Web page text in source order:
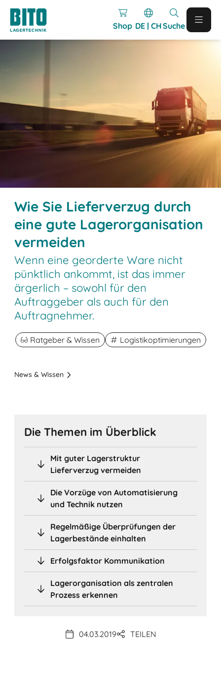
Shop DE | CHSuche
Wie Sie Lieferverzug durch
eine gute Lagerorganisation
vermeiden
Wenn eine georderte Ware nicht
pünktlich ankommt, ist das immer
ärgerlich – sowohl für den
Auftraggeber als auch für den
Auftragnehmer.
Ratgeber & Wissen Logistikoptimierungen
News & Wissen
Die Themen im Überblick
Mit guter Lagerstruktur
Lieferverzug vermeiden
Die Vorzüge von Automatisierung
und Technik nutzen
Regelmäßige Überprüfungen der
Lagerbestände einhalten
Erfolgsfaktor Kommunikation
Lagerorganisation als zentralen
Prozess erkennen
04.03.2019 TEILEN